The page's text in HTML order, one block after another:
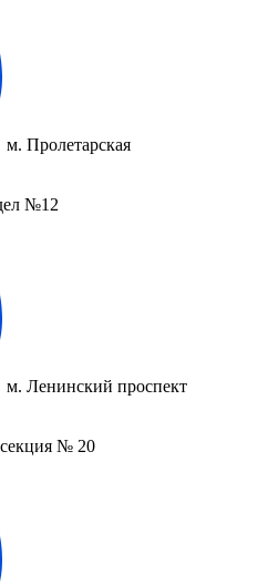
м. Пролетарская
№12
м. Ленинский проспект
№ 20